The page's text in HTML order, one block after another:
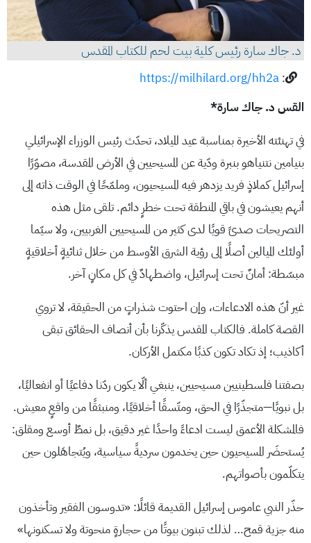
د. جاك سارة رئيس كلية بيت لحم للكتاب المقدس
:
https://milhilard.org/hh2a
القس د. جاك سارة*
في تهنئته الأخيرة بمناسبة عيد الميلاد، تحدّث رئيس الوزراء الإسرائيلي
بنيامين نتنياهو بنبرة ودّية عن المسيحيين في الأرض المقدسة، مصوّرًا
إسرائيل كملاذٍ فريد يزدهر فيه المسيحيون، وملمّحًا في الوقت ذاته إلى
أنهم يعيشون في باقي المنطقة تحت خطرٍ دائم. تلقى مثل هذه
التصريحات صدىً قويًا لدى كثير من المسيحيين الغربيين، ولا سيّما
أولئك الميالين أصلًا إلى رؤية الشرق الأوسط من خلال ثنائيةٍ أخلاقيةٍ
مبسّطة: أمانٌ تحت إسرائيل، واضطهادٌ في كل مكانٍ آخر.
غير أنّ هذه الادعاءات، وإن احتوت شذراتٍ من الحقيقة، لا تروي
القصة كاملة. فالكتاب المقدس يذكّرنا بأن أنصاف الحقائق تبقى
أكاذيب؛ إذ تكاد تكون كذبًا مكتمل الأركان.
بصفتنا فلسطينيين مسيحيين، ينبغي ألّا يكون ردّنا دفاعيًا أو انفعاليًا،
بل نبويًا—متجذّرًا في الحق، ومتّسقًا أخلاقيًا، ومنبثقًا من واقعٍ معيش.
فالمشكلة الأعمق ليست ادعاءً واحدًا غير دقيق، بل نمطٌ أوسع ومقلق:
يُستحضَر المسيحيون حين يخدمون سرديةً سياسية، ويُتجاهَلون حين
يتكلّمون بأصواتهم.
حذّر النبي عاموس إسرائيل القديمة قائلًا: «تدوسون الفقير وتأخذون
منه جزية قمح… لذلك تبنون بيوتًا من حجارةٍ منحوتة ولا تسكنونها»